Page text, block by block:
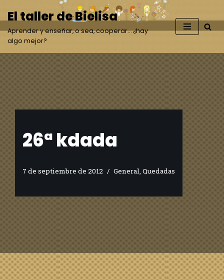
Saltar
al
contenido
El taller de Bielisa
Aprender y enseñar, o sea, cooperar… ¿hay
algo mejor?
26ª kdada
7 de septiembre de 2012 General, Quedadas